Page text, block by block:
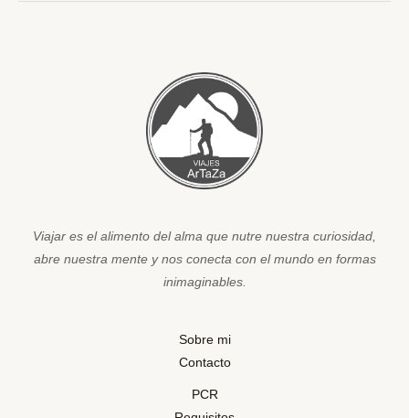
Viajar es el alimento del alma que nutre nuestra curiosidad,
abre nuestra mente y nos conecta con el mundo en formas
inimaginables.
Sobre mi
Contacto
PCR